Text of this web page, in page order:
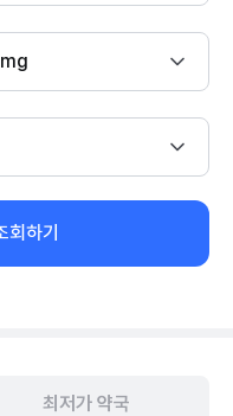
하기
최저가 약국